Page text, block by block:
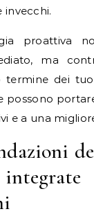
invecchi.
proattiva
ma
termine dei
possono
e a una